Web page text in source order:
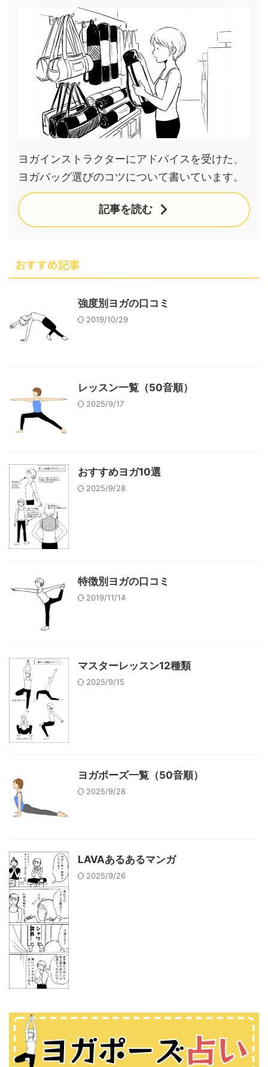
ヨガインストラクターにアドバイスを受けた、
ヨガバッグ選びのコツについて書いています。
記事を読む
おすすめ記事
強度別ヨガの口コミ
2019/10/29
レッスン一覧（50音順）
2025/9/17
おすすめヨガ10選
2025/9/28
特徴別ヨガの口コミ
2019/11/14
マスターレッスン12種類
2025/9/15
ヨガポーズ一覧（50音順）
2025/9/28
LAVAあるあるマンガ
2025/9/26